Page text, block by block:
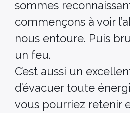
sommes
commençons à voir
nous entoure. Puis
un feu.
C’est aussi un
d’évacuer toute
vous pourriez retenir